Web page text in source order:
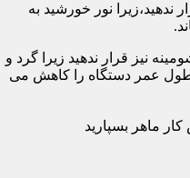
ندهید،زیرا نور خورشید به
نیز قرار ندهید زیرا گرد و
طول عمر دستگاه را کاهش می